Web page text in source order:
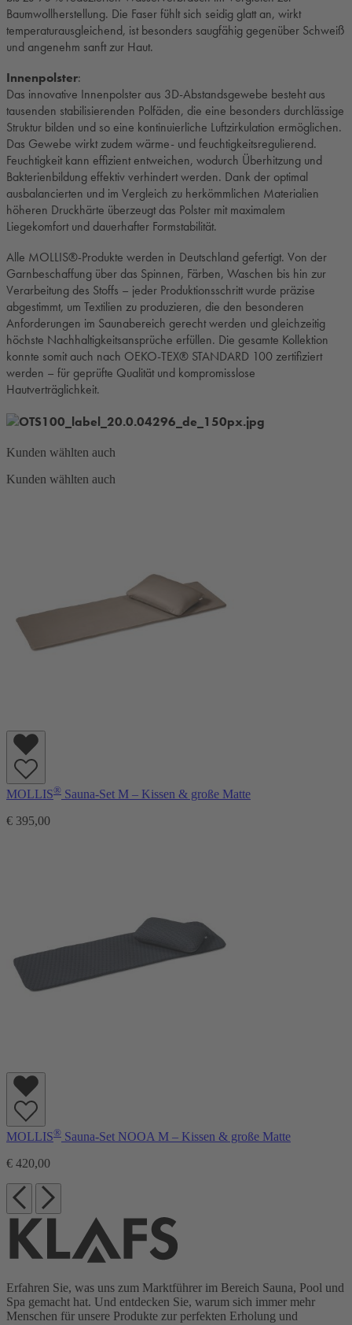
Baumwollherstellung. Die Faser fühlt sich seidig glatt an, wirkt
temperaturausgleichend, ist besonders saugfähig gegenüber Schweiß
und angenehm sanft zur Haut.
Innenpolster:
Das innovative Innenpolster aus 3D-Abstandsgewebe besteht aus
tausenden stabilisierenden Polfäden, die eine besonders durchlässige
Struktur bilden und so eine kontinuierliche Luftzirkulation ermöglichen.
Das Gewebe wirkt zudem wärme- und feuchtigkeitsregulierend.
Feuchtigkeit kann effizient entweichen, wodurch Überhitzung und
Bakterienbildung effektiv verhindert werden. Dank der optimal
ausbalancierten und im Vergleich zu herkömmlichen Materialien
höheren Druckhärte überzeugt das Polster mit maximalem
Liegekomfort und dauerhafter Formstabilität.
Alle MOLLIS®-Produkte werden in Deutschland gefertigt. Von der
Garnbeschaffung über das Spinnen, Färben, Waschen bis hin zur
Verarbeitung des Stoffs – jeder Produktionsschritt wurde präzise
abgestimmt, um Textilien zu produzieren, die den besonderen
Anforderungen im Saunabereich gerecht werden und gleichzeitig
höchste Nachhaltigkeitsansprüche erfüllen. Die gesamte Kollektion
konnte somit auch nach OEKO-TEX® STANDARD 100 zertifiziert
werden – für geprüfte Qualität und kompromisslose
Hautverträglichkeit.
Kunden wählten auch
Kunden wählten auch
MOLLIS® Sauna-Set M – Kissen & große Matte
€ 395,00
MOLLIS® Sauna-Set NOOA M – Kissen & große Matte
€ 420,00
Erfahren Sie, was uns zum Marktführer im Bereich Sauna, Pool und
Spa gemacht hat. Und entdecken Sie, warum sich immer mehr
Menschen für unsere Produkte zur perfekten Erholung und